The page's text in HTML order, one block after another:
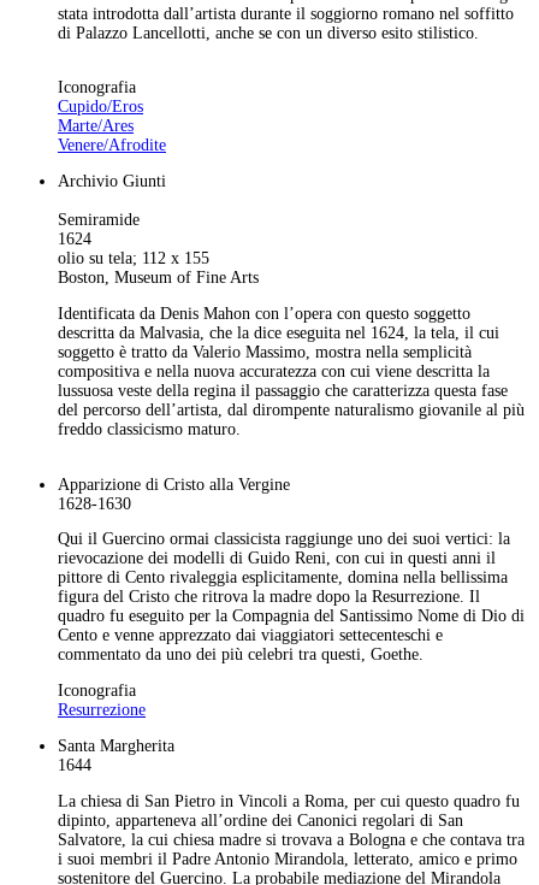
stata introdotta dall’artista durante il soggiorno romano nel soffitto
di Palazzo Lancellotti, anche se con un diverso esito stilistico.
Iconografia
Cupido/Eros
Marte/Ares
Venere/Afrodite
Archivio Giunti
Semiramide
1624
olio su tela; 112 x 155
Boston, Museum of Fine Arts
Identificata da Denis Mahon con l’opera con questo soggetto
descritta da Malvasia, che la dice eseguita nel 1624, la tela, il cui
soggetto è tratto da Valerio Massimo, mostra nella semplicità
compositiva e nella nuova accuratezza con cui viene descritta la
lussuosa veste della regina il passaggio che caratterizza questa fase
del percorso dell’artista, dal dirompente naturalismo giovanile al più
freddo classicismo maturo.
Apparizione di Cristo alla Vergine
1628-1630
Qui il Guercino ormai classicista raggiunge uno dei suoi vertici: la
rievocazione dei modelli di Guido Reni, con cui in questi anni il
pittore di Cento rivaleggia esplicitamente, domina nella bellissima
figura del Cristo che ritrova la madre dopo la Resurrezione. Il
quadro fu eseguito per la Compagnia del Santissimo Nome di Dio di
Cento e venne apprezzato dai viaggiatori settecenteschi e
commentato da uno dei più celebri tra questi, Goethe.
Iconografia
Resurrezione
Santa Margherita
1644
La chiesa di San Pietro in Vincoli a Roma, per cui questo quadro fu
dipinto, apparteneva all’ordine dei Canonici regolari di San
Salvatore, la cui chiesa madre si trovava a Bologna e che contava tra
i suoi membri il Padre Antonio Mirandola, letterato, amico e primo
sostenitore del Guercino. La probabile mediazione del Mirandola